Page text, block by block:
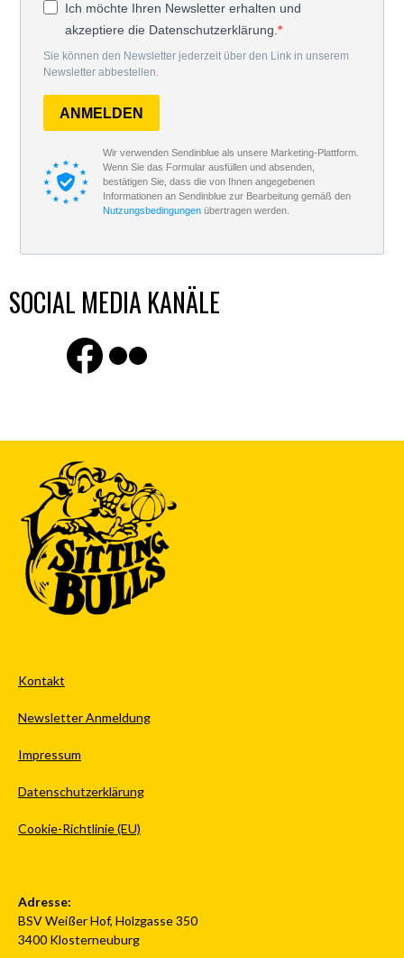
Ich möchte Ihren Newsletter erhalten und
akzeptiere die Datenschutzerklärung.
Sie können den Newsletter jederzeit über den Link in unserem
Newsletter abbestellen.
ANMELDEN
Wir verwenden Sendinblue als unsere Marketing-Plattform.
Wenn Sie das Formular ausfüllen und absenden,
bestätigen Sie, dass die von Ihnen angegebenen
Informationen an Sendinblue zur Bearbeitung gemäß den
Nutzungsbedingungenübertragen werden.
SOCIAL MEDIA KANÄLE
Finde uns auf Facebook
Flickr
Kontakt
Newsletter Anmeldung
Impressum
Datenschutzerklärung
Cookie-Richtlinie (EU)
Adresse:
BSV Weißer Hof, Holzgasse 350
3400 Klosterneuburg